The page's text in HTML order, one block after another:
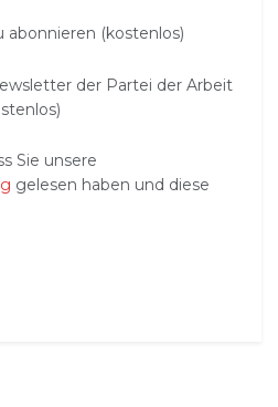
abonnieren (kostenlos)
der Partei der Arbeit
Sie unsere
gelesen haben und diese